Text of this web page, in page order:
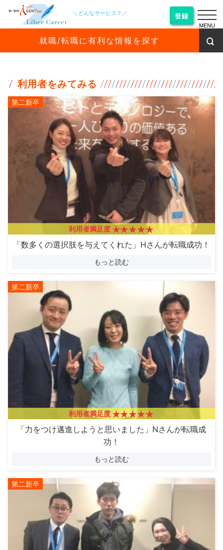
＼どんなサービス？／ 登録
就職/転職に有利な情報を探す
利用者をみてみる
第二新卒
利用者満足度
「数多くの選択肢を与えてくれた」Hさんが転職成功！
もっと読む
第二新卒
利用者満足度
「力をつけ邁進しようと思いました」Nさんが転職成
功！
もっと読む
第二新卒
MENU